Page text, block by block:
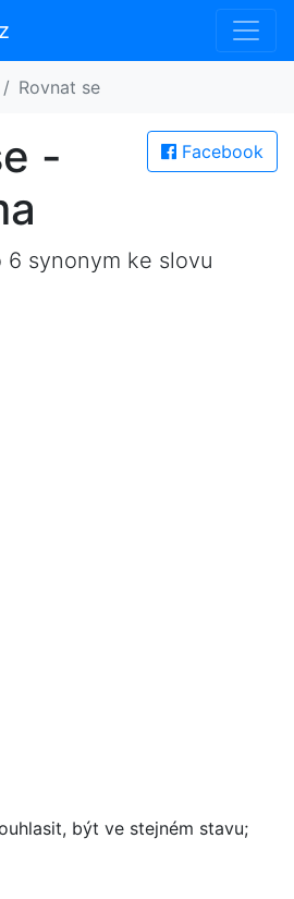
Rovnat se
Facebook
-
synonym ke slovu
být ve stejném stavu;